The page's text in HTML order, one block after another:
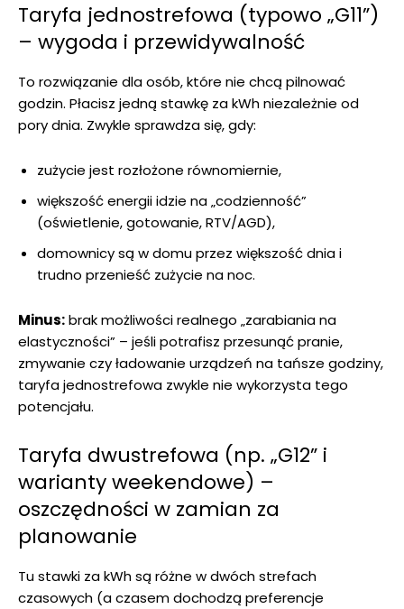
Taryfa jednostrefowa (typowo „G11”)
– wygoda i przewidywalność
To rozwiązanie dla osób, które nie chcą pilnować
godzin. Płacisz jedną stawkę za kWh niezależnie od
pory dnia. Zwykle sprawdza się, gdy:
zużycie jest rozłożone równomiernie,
większość energii idzie na „codzienność”
(oświetlenie, gotowanie, RTV/AGD),
domownicy są w domu przez większość dnia i
trudno przenieść zużycie na noc.
Minus:brak możliwości realnego „zarabiania na
elastyczności” – jeśli potrafisz przesunąć pranie,
zmywanie czy ładowanie urządzeń na tańsze godziny,
taryfa jednostrefowa zwykle nie wykorzysta tego
potencjału.
Taryfa dwustrefowa (np. „G12” i
warianty weekendowe) –
oszczędności w zamian za
planowanie
Tu stawki za kWh są różne w dwóch strefach
czasowych (a czasem dochodzą preferencje